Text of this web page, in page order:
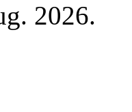
2026.